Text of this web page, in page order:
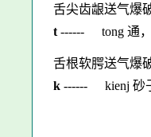
舌尖齿龈送气爆
t ------ tong 通
舌根软腭送气爆
k ------ kienj 砂